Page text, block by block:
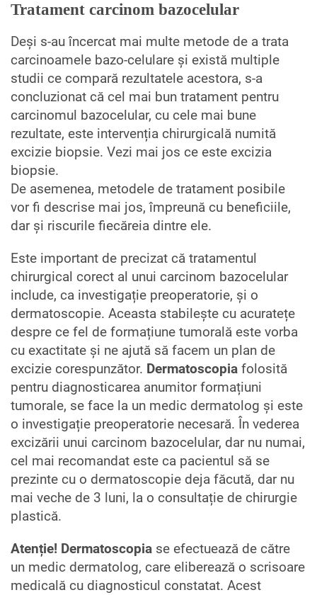
Tratament carcinom bazocelular
Deși s-au încercat mai multe metode de a trata
carcinoamele bazo-celulare și există multiple
studii ce compară rezultatele acestora, s-a
concluzionat că cel mai bun tratament pentru
carcinomul bazocelular, cu cele mai bune
rezultate, este intervenția chirurgicală numită
excizie biopsie. Vezi mai jos ce este excizia
biopsie.
De asemenea, metodele de tratament posibile
vor fi descrise mai jos, împreună cu beneficiile,
dar și riscurile fiecăreia dintre ele.
Este important de precizat că tratamentul
chirurgical corect al unui carcinom bazocelular
include, ca investigație preoperatorie, și o
dermatoscopie. Aceasta stabilește cu acuratețe
despre ce fel de formațiune tumorală este vorba
cu exactitate și ne ajută să facem un plan de
excizie corespunzător. Dermatoscopia folosită
pentru diagnosticarea anumitor formațiuni
tumorale, se face la un medic dermatolog și este
o investigație preoperatorie necesară. În vederea
excizării unui carcinom bazocelular, dar nu numai,
cel mai recomandat este ca pacientul să se
prezinte cu o dermatoscopie deja făcută, dar nu
mai veche de 3 luni, la o consultație de chirurgie
plastică.
Atenție! Dermatoscopia se efectuează de către
un medic dermatolog, care eliberează o scrisoare
medicală cu diagnosticul constatat. Acest